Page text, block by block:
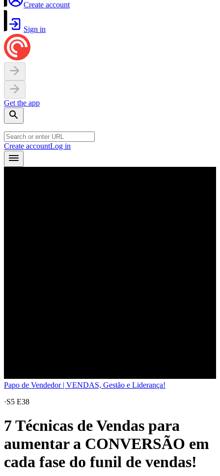
Create account
Sign in
Get the app
Create accountLog in
Papo de Vendedor | VENDAS, Gestão e Liderança!
·S5 E38
7 Técnicas de Vendas para
aumentar a CONVERSÃO em
cada fase do funil de vendas!